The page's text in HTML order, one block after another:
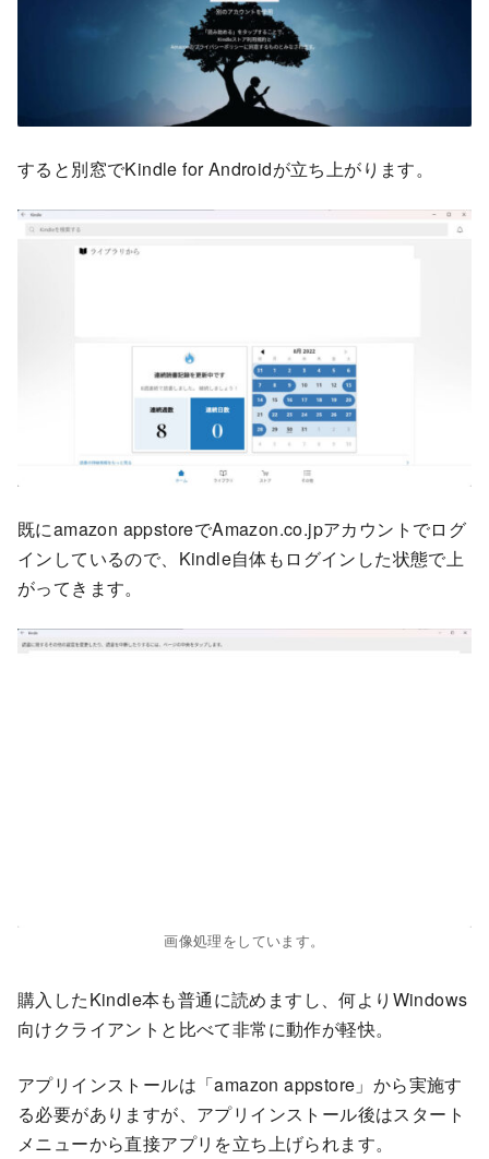
すると別窓でKindle for Androidが立ち上がります。
既にamazon appstoreでAmazon.co.jpアカウントでログ
インしているので、Kindle自体もログインした状態で上
がってきます。
画像処理をしています。
購入したKindle本も普通に読めますし、何よりWindows
向けクライアントと比べて非常に動作が軽快。
アプリインストールは「amazon appstore」から実施す
る必要がありますが、アプリインストール後はスタート
メニューから直接アプリを立ち上げられます。